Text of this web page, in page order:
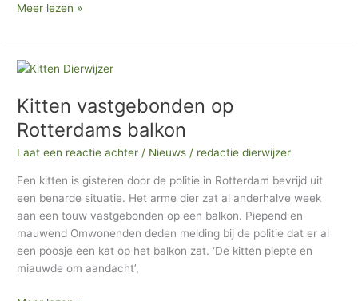
Meer lezen »
Kitten vastgebonden op
Rotterdams balkon
Laat een reactie achter / Nieuws / redactie dierwijzer
Een kitten is gisteren door de politie in Rotterdam bevrijd uit
een benarde situatie. Het arme dier zat al anderhalve week
aan een touw vastgebonden op een balkon. Piepend en
mauwend Omwonenden deden melding bij de politie dat er al
een poosje een kat op het balkon zat. ‘De kitten piepte en
miauwde om aandacht’,
Kitten
op
Rotterdams
balkon